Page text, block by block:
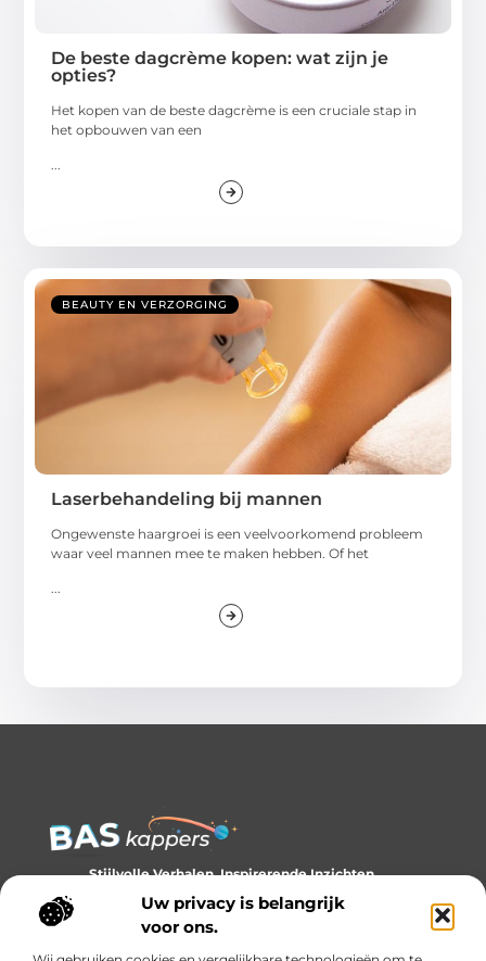
Uw privacy is belangrijk
voor ons.
De beste dagcrème kopen: wat zijn je
opties?
Het kopen van de beste dagcrème is een cruciale stap in
het opbouwen van een
...
BEAUTY EN VERZORGING
Laserbehandeling bij mannen
Ongewenste haargroei is een veelvoorkomend probleem
waar veel mannen mee te maken hebben. Of het
...
Stijlvolle Verhalen, Inspirerende Inzichten.
Ontdek trends, tips en verhalen die je kijk op stijl verrijken.
Bericht categorie